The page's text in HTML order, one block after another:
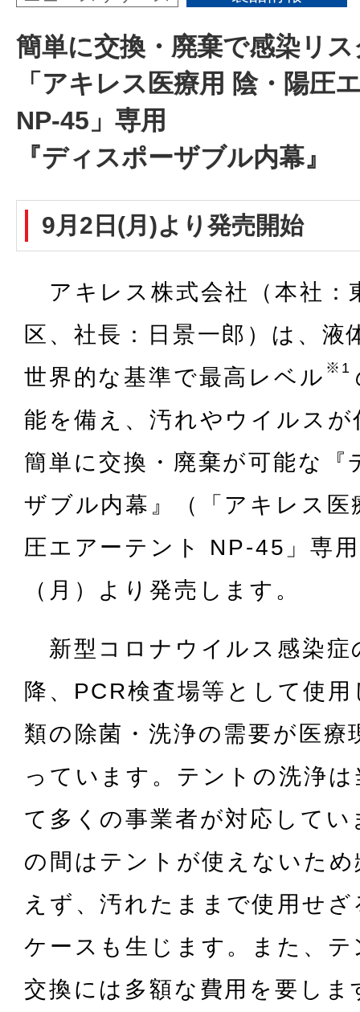
簡単に交換・廃棄で感染リ
「アキレス医療用 陰・陽圧
NP-45」専用
『ディスポーザブル内幕』
9月2日(月)より発売開始
アキレス株式会社（本社：
区、社長：日景一郎）は、液
世界的な基準で最高レベル ※1
能を備え、汚れやウイルス
簡単に交換・廃棄が可能な『
ザブル内幕』（「アキレス医
圧エアーテント NP-45」専
（月）より発売します。
新型コロナウイルス感染症
降、PCR検査場等として使
類の除菌・洗浄の需要が医療
っています。テントの洗浄
て多くの事業者が対応してい
の間はテントが使えないた
えず、汚れたままで使用せ
ケースも生じます。また、
交換には多額な費用を要しま